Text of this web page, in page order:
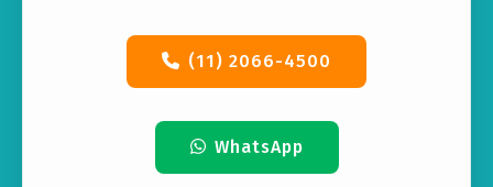
(11) 2066-4500
WhatsApp